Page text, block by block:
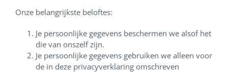
Onze belangrijkste beloftes:
Je persoonlijke gegevens beschermen we alsof het
die van onszelf zijn.
Je persoonlijke gegevens gebruiken we alleen voor
de in deze privacyverklaring omschreven